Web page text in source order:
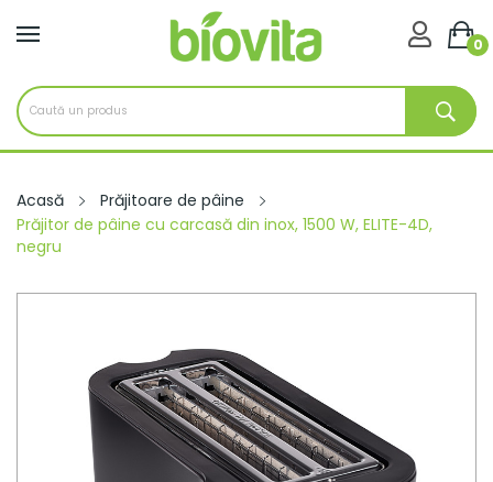
0

Acasă
Prăjitoare de pâine
Prăjitor de pâine cu carcasă din inox, 1500 W, ELITE-4D,
negru